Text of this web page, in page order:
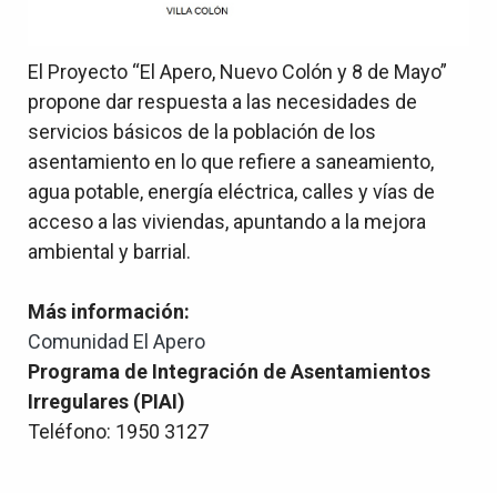
El Proyecto “El Apero, Nuevo Colón y 8 de Mayo”
propone dar respuesta a las necesidades de
servicios básicos de la población de los
asentamiento en lo que refiere a saneamiento,
agua potable, energía eléctrica, calles y vías de
acceso a las viviendas, apuntando a la mejora
ambiental y barrial.
Más información:
Comunidad El Apero
Programa de Integración de Asentamientos
Irregulares (PIAI)
Teléfono: 1950 3127